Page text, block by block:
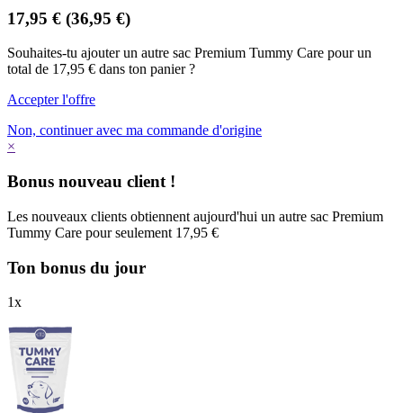
17,95 € (36,95 €)
Souhaites-tu ajouter un autre sac Premium Tummy Care pour un
total de 17,95 € dans ton panier ?
Accepter l'offre
Non, continuer avec ma commande d'origine
×
Bonus nouveau client !
Les nouveaux clients obtiennent aujourd'hui un autre sac Premium
Tummy Care pour seulement 17,95 €
Ton bonus du jour
1x